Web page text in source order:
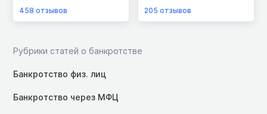
458 отзывов 205отзывов
Рубрики статей о банкротстве
Банкротство физ. лиц
Банкротство через МФЦ